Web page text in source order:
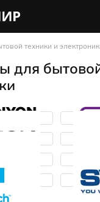
техники и
для